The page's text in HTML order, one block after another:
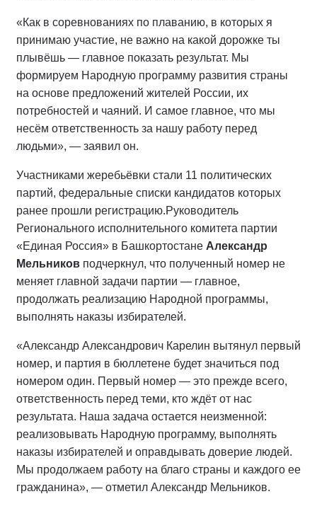
«Как в соревнованиях по плаванию, в которых я
принимаю участие, не важно на какой дорожке ты
плывёшь — главное показать результат. Мы
формируем Народную программу развития страны
на основе предложений жителей России, их
потребностей и чаяний. И самое главное, что мы
несём ответственность за нашу работу перед
людьми», — заявил он.
Участниками жеребьёвки стали 11 политических
партий, федеральные списки кандидатов которых
ранее прошли регистрацию.Руководитель
Регионального исполнительного комитета партии
«Единая Россия» в Башкортостане Александр
Мельников подчеркнул, что полученный номер не
меняет главной задачи партии — главное,
продолжать реализацию Народной программы,
выполнять наказы избирателей.
«Александр Александрович Карелин вытянул первый
номер, и партия в бюллетене будет значиться под
номером один. Первый номер — это прежде всего,
ответственность перед теми, кто ждёт от нас
результата. Наша задача остается неизменной:
реализовывать Народную программу, выполнять
наказы избирателей и оправдывать доверие людей.
Мы продолжаем работу на благо страны и каждого ее
гражданина», — отметил Александр Мельников.